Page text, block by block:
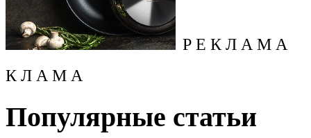
Р Е К Л А М А
К Л А М А
Популярные статьи